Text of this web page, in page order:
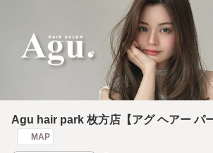
Agu hair park 枚方店【アグ ヘアー パー
MAP